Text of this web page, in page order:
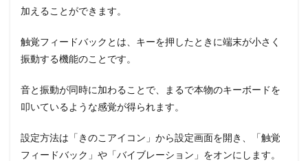
加えることができます。
触覚フィードバックとは、キーを押したときに端末が小さく
振動する機能のことです。
音と振動が同時に加わることで、まるで本物のキーボードを
叩いているような感覚が得られます。
設定方法は「きのこアイコン」から設定画面を開き、「触覚
フィードバック」や「バイブレーション」をオンにします。